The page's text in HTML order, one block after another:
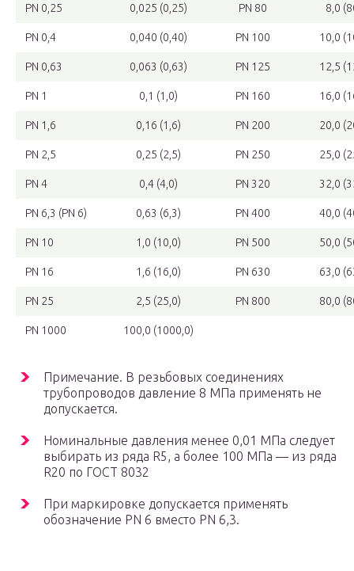
PN 0,25 0,025 (0,25) PN 80 8,0
PN 0,4 0,040 (0,40) PN 100 10,0
PN 0,63 0,063 (0,63) PN 125 12,5
PN 1 0,1 (1,0) PN 160 16,0
PN 1,6 0,16 (1,6) PN 200 20,0
PN 2,5 0,25 (2,5) PN 250 25,0
PN 4 0,4 (4,0) PN 320 32,0
PN 6,3 (PN 6) 0,63 (6,3) PN 400 40,0
PN 10 1,0 (10,0) PN 500 50,0
PN 16 1,6 (16,0) PN 630 63,0
PN 25 2,5 (25,0) PN 800 80,0
PN 1000 100,0 (1000,0)
Примечание. В резьбовых соединениях
трубопроводов давление 8 МПа применять не
допускается.
Номинальные давления менее 0,01 МПа следует
выбирать из ряда R5, а более 100 МПа — из ряда
R20 по ГОСТ 8032
При маркировке допускается применять
обозначение PN 6 вместо PN 6,3.